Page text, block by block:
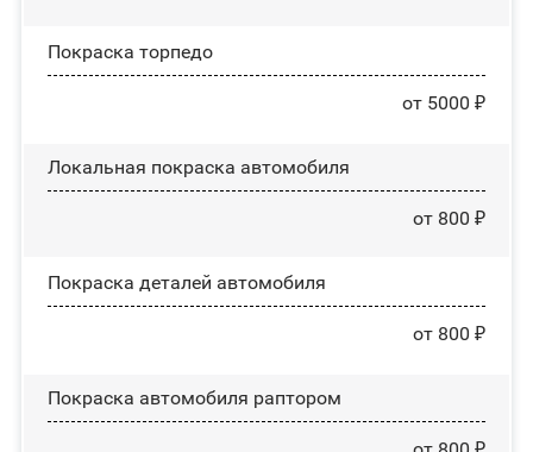
Покраска торпедо
от 5000 ₽
Локальная покраска автомобиля
от 800 ₽
Покраска деталей автомобиля
от 800 ₽
Покраска автомобиля раптором